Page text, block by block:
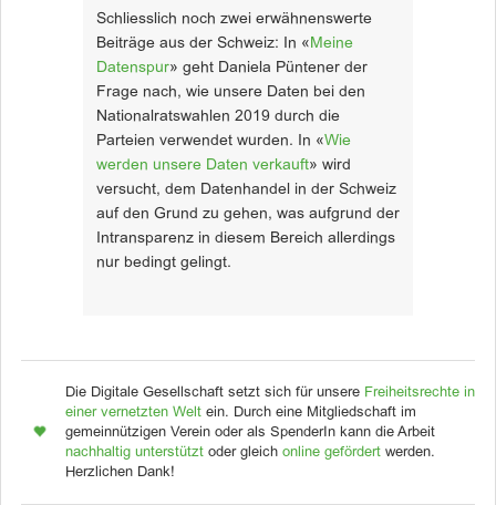
Schliesslich noch zwei erwähnenswerte
Beiträge aus der Schweiz: In « Meine
Datenspur» geht Daniela Püntener der
Frage nach, wie unsere Daten bei den
Nationalratswahlen 2019 durch die
Parteien verwendet wurden. In «Wie
werden unsere Daten verkauft» wird
versucht, dem Datenhandel in der Schweiz
auf den Grund zu gehen, was aufgrund der
Intransparenz in diesem Bereich allerdings
nur bedingt gelingt.
Die Digitale Gesellschaft setzt sich für unsere Freiheitsrechte in
einer vernetzten Welt ein. Durch eine Mitgliedschaft im
gemeinnützigen Verein oder als SpenderIn kann die Arbeit
nachhaltig unterstützt oder gleich online gefördert werden.
Herzlichen Dank!